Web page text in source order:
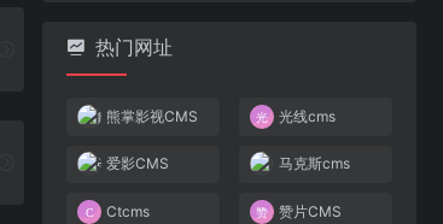
热门网址
熊掌影视CMS 光线cms
爱影CMS 马克斯cms
Ctcms 赞片CMS